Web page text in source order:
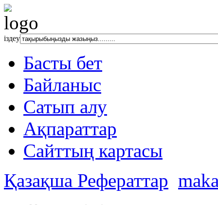
іздеу
Басты бет
Байланыс
Сатып алу
Ақпараттар
Сайттың картасы
Қазақша Рефераттар